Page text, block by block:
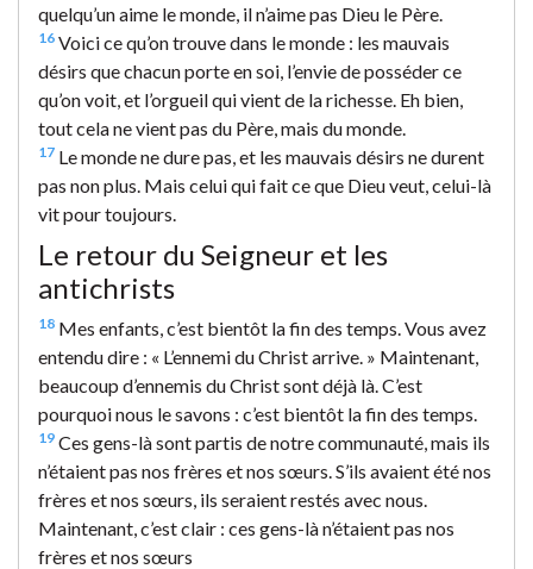
quelqu’un aime le monde, il n’aime pas Dieu le Père.
16 Voici ce qu’on trouve dans le monde : les mauvais
désirs que chacun porte en soi, l’envie de posséder ce
qu’on voit, et l’orgueil qui vient de la richesse. Eh bien,
tout cela ne vient pas du Père, mais du monde.
17 Le monde ne dure pas, et les mauvais désirs ne durent
pas non plus. Mais celui qui fait ce que Dieu veut, celui-là
vit pour toujours.
Le retour du Seigneur et les
antichrists
18 Mes enfants, c’est bientôt la fin des temps. Vous avez
entendu dire : « L’ennemi du Christ arrive. » Maintenant,
beaucoup d’ennemis du Christ sont déjà là. C’est
pourquoi nous le savons : c’est bientôt la fin des temps.
19 Ces gens-là sont partis de notre communauté, mais ils
n’étaient pas nos frères et nos sœurs. S’ils avaient été nos
frères et nos sœurs, ils seraient restés avec nous.
Maintenant, c’est clair : ces gens-là n’étaient pas nos
frères et nos sœurs